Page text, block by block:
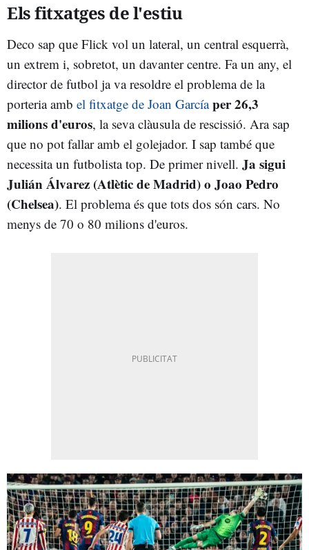
Els fitxatges de l'estiu
Deco sap que Flick vol un lateral, un central esquerrà,
un extrem i, sobretot, un davanter centre. Fa un any, el
director de futbol ja va resoldre el problema de la
porteria amb el fitxatge de Joan Garcíaper 26,3
milions d'euros, la seva clàusula de rescissió. Ara sap
que no pot fallar amb el golejador. I sap també que
necessita un futbolista top. De primer nivell. Ja sigui
Julián Álvarez (Atlètic de Madrid) o Joao Pedro
(Chelsea). El problema és que tots dos són cars. No
menys de 70 o 80 milions d'euros.